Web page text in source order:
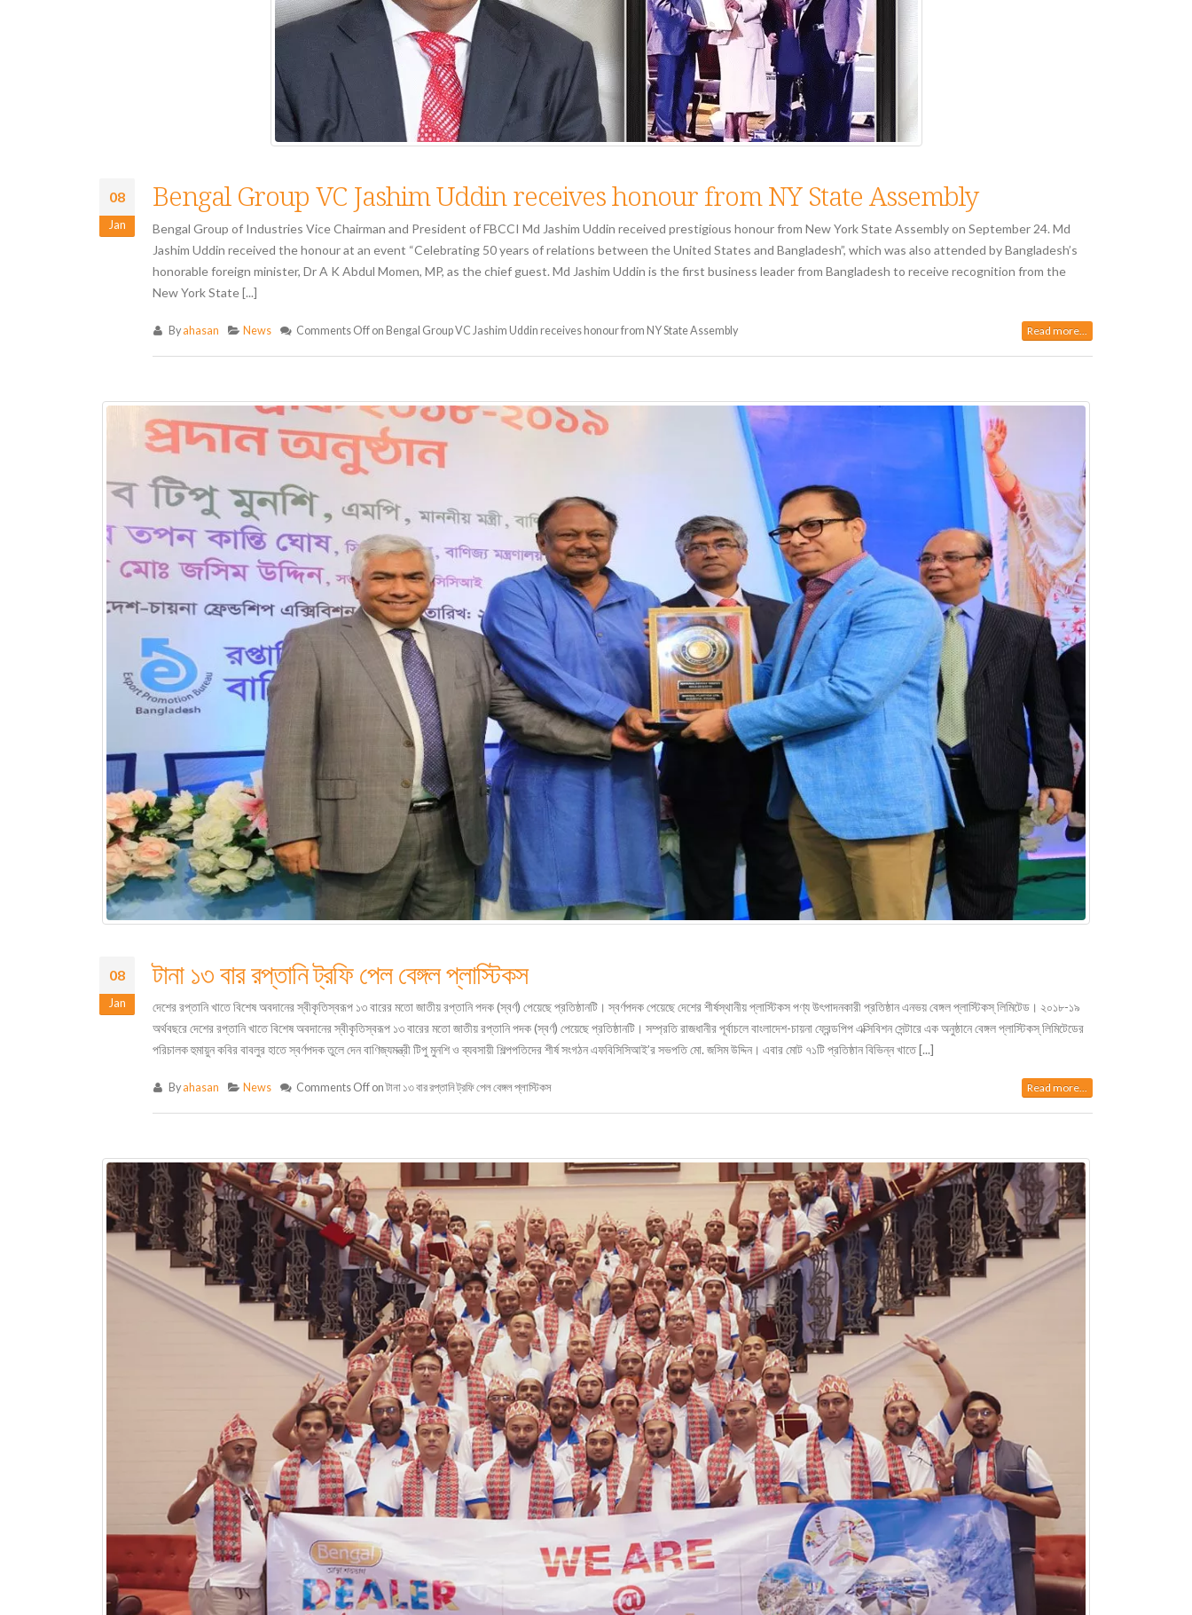
08
Jan
Bengal Group VC Jashim Uddin receives honour from NY State Assembly
Bengal Group of Industries Vice Chairman and President of FBCCI Md Jashim Uddin received prestigious honour from New York State Assembly on September 24. Md
Jashim Uddin received the honour at an event “Celebrating 50 years of relations between the United States and Bangladesh”, which was also attended by Bangladesh’s
honorable foreign minister, Dr A K Abdul Momen, MP, as the chief guest. Md Jashim Uddin is the first business leader from Bangladesh to receive recognition from the
New York State [...]
Byahasan News Comments Offon Bengal Group VC Jashim Uddin receives honour from NY State Assembly Read more...
08
Jan
টানা ১৩ বার রপ্তানি ট্রফি পেল বেঙ্গল প্লাস্টিকস
দেশের রপ্তানি খাতে বিশেষ অবদানের স্বীকৃতিস্বরূপ ১৩ বারের মতো জাতীয় রপ্তানি পদক (স্বর্ণ) পেয়েছে প্রতিষ্ঠানটি। স্বর্ণপদক পেয়েছে দেশের শীর্ষস্থানীয় প্লাস্টিকস পণ্য উৎপাদনকারী প্রতিষ্ঠান এনভয় বেঙ্গল প্লাস্টিকস্ লিমিটেড। ২০১৮-১৯
অর্থবছরে দেশের রপ্তানি খাতে বিশেষ অবদানের স্বীকৃতিস্বরূপ ১৩ বারের মতো জাতীয় রপ্তানি পদক (স্বর্ণ) পেয়েছে প্রতিষ্ঠানটি। সম্প্রতি রাজধানীর পূর্বাচলে বাংলাদেশ-চায়না ফ্রেন্ডপিপ এক্সিবিশন সেন্টারে এক অনুষ্ঠানে বেঙ্গল প্লাস্টিকস্ লিমিটেডের
পরিচালক হুমায়ুন কবির বাবলুর হাতে স্বর্ণপদক তুলে দেন বাণিজ্যমন্ত্রী টিপু মুনশি ও ব্যবসায়ী শিল্পপতিদের শীর্ষ সংগঠন এফবিসিসিআই’র সভপতি মো. জসিম উদ্দিন। এবার মোট ৭১টি প্রতিষ্ঠান বিভিন্ন খাতে [...]
Byahasan News Comments Offon টানা ১৩ বার রপ্তানি ট্রফি পেল বেঙ্গল প্লাস্টিকস Read more...